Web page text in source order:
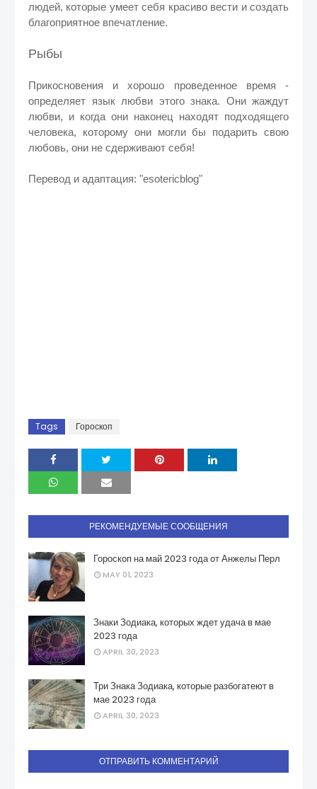
людей, которые умеет себя красиво вести и создать
благоприятное впечатление.
Рыбы
Прикосновения и хорошо проведенное время -
определяет язык любви этого знака. Они жаждут
любви, и когда они наконец находят подходящего
человека, которому они могли бы подарить свою
любовь, они не сдерживают себя!
Перевод и адаптация: "esotericblog"
Tags Гороскоп
РЕКОМЕНДУЕМЫЕ СООБЩЕНИЯ
Гороскоп на май 2023 года от Анжелы Перл
MAY 01, 2023
Знаки Зодиака, которых ждет удача в мае
2023 года
APRIL 30, 2023
Три Знака Зодиака, которые разбогатеют в
мае 2023 года
APRIL 30, 2023
ОТПРАВИТЬ КОММЕНТАРИЙ